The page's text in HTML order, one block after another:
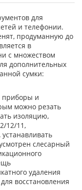
для
и телефонии.
продуманную до
в
с множеством
дополнительных
сумки:
приборы и
можно резать
изоляцию,
12/11,
слесарный
удаления
восстановления